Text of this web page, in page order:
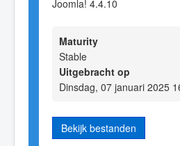
Joomla! 4.4.10
Maturity
Stable
Uitgebracht op
Dinsdag, 07 januari 2025
Bekijk bestanden